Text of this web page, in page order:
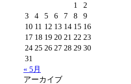
1
2
3
4 5 6 7 8
9
10 11 12 13 14 15 16
17 18 19 20 21 22 23
24 25 26 27 28 29 30
31
« 5月
アーカイブ